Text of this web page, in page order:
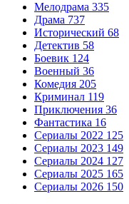
Мелодрама 335
Драма 737
Исторический 68
Детектив 58
Боевик 124
Военный 36
Комедия 205
Криминал 119
Приключения 36
Фантастика 16
Сериалы 2022 125
Сериалы 2023 149
Сериалы 2024 127
Сериалы 2025 165
Сериалы 2026 150